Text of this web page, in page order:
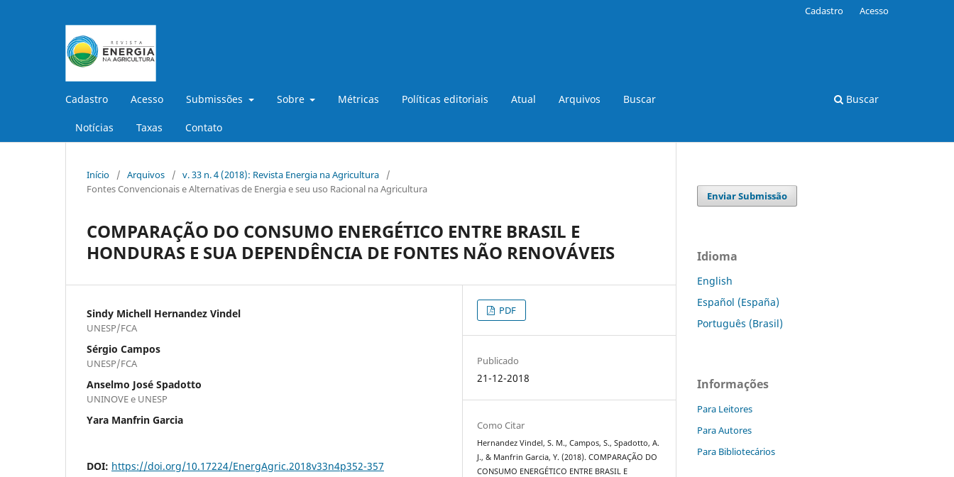
Cadastro Acesso Submissões Sobre Métricas Políticas editoriais Atual Arquivos Buscar
Notícias Taxas Contato
Buscar
Cadastro Acesso
Início / Arquivos / v. 33 n. 4 (2018): Revista Energia na Agricultura
/
Fontes Convencionais e Alternativas de Energia e seu uso Racional na Agricultura
COMPARAÇÃO DO CONSUMO ENERGÉTICO ENTRE BRASIL E
HONDURAS E SUA DEPENDÊNCIA DE FONTES NÃO RENOVÁVEIS
Sindy Michell Hernandez Vindel
UNESP/FCA
Sérgio Campos
UNESP/FCA
Anselmo José Spadotto
UNINOVE e UNESP
Yara Manfrin Garcia
DOI: https://doi.org/10.17224/EnergAgric.2018v33n4p352-357
PDF
Publicado
21-12-2018
Como Citar
Hernandez Vindel, S. M., Campos, S., Spadotto, A.
J., & Manfrin Garcia, Y. (2018). COMPARAÇÃO DO
CONSUMO ENERGÉTICO ENTRE BRASIL E
Enviar Submissão
Idioma
English
Español (España)
Português (Brasil)
Informações
Para Leitores
Para Autores
Para Bibliotecários